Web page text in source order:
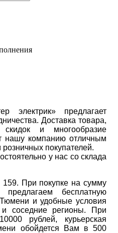
электрик» предлагает
Доставка товара,
и многообразие
нашу компанию отличным
покупателей.
у нас со склада
При покупке на сумму
бесплатную
и удобные условия
соседние регионы. При
рублей, курьерская
обойдется Вам в 500